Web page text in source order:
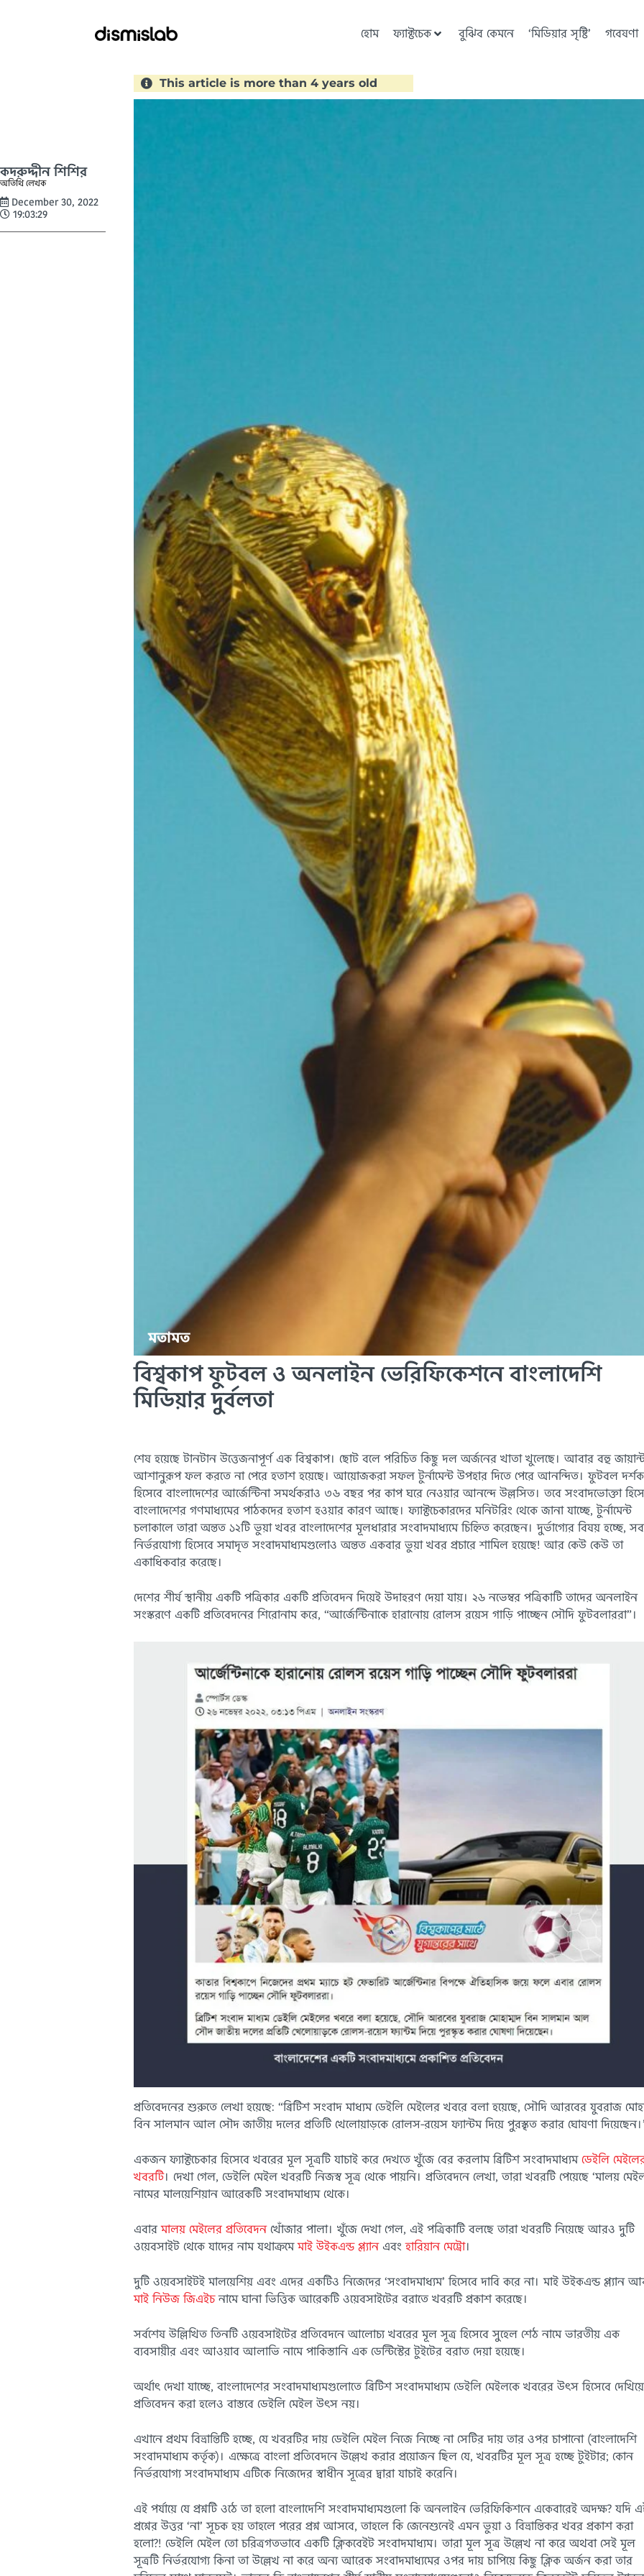
হোম ফ্যাক্টচেক বুঝিব কেমনে ‘মিডিয়ার সৃষ্টি’ গবেষণা
This article is more than 4 years old
কদরুদ্দীন শিশির
অতিথি লেখক
December 30, 2022
19:03:29
মতামত
বিশ্বকাপ ফুটবল ও অনলাইন ভেরিফিকেশনে বাংলাদেশি
মিডিয়ার দুর্বলতা
শেষ হয়েছে টানটান উত্তেজনাপূর্ণ এক বিশ্বকাপ। ছোট বলে পরিচিত কিছু দল অর্জনের খাতা খুলেছে। আবার বহু
আশানুরূপ ফল করতে না পেরে হতাশ হয়েছে। আয়োজকরা সফল টুর্নামেন্ট উপহার দিতে পেরে আনন্দিত। ফুটবল দর্শক
হিসেবে বাংলাদেশের আর্জেন্টিনা সমর্থকরাও ৩৬ বছর পর কাপ ঘরে নেওয়ার আনন্দে উল্লসিত। তবে সংবাদভোক্তা
বাংলাদেশের গণমাধ্যমের পাঠকদের হতাশ হওয়ার কারণ আছে। ফ্যাক্টচেকারদের মনিটরিং থেকে জানা যাচ্ছে, টুর্নামেন্ট
চলাকালে তারা অন্তত ১২টি ভুয়া খবর বাংলাদেশের মূলধারার সংবাদমাধ্যমে চিহ্নিত করেছেন। দুর্ভাগ্যের বিষয় হচ্ছে,
নির্ভরযোগ্য হিসেবে সমাদৃত সংবাদমাধ্যমগুলোও অন্তত একবার ভুয়া খবর প্রচারে শামিল হয়েছে! আর কেউ কেউ তা
একাধিকবার করেছে।
দেশের শীর্ষ স্থানীয় একটি পত্রিকার একটি প্রতিবেদন দিয়েই উদাহরণ দেয়া যায়। ২৬ নভেম্বর পত্রিকাটি তাদের অনলাইন
সংস্করণে একটি প্রতিবেদনের শিরোনাম করে, “আর্জেন্টিনাকে হারানোয় রোলস রয়েস গাড়ি পাচ্ছেন সৌদি ফুটবলাররা”।
প্রতিবেদনের শুরুতে লেখা হয়েছে: “ব্রিটিশ সংবাদ মাধ্যম ডেইলি মেইলের খবরে বলা হয়েছে, সৌদি আরবের যুবরাজ
বিন সালমান আল সৌদ জাতীয় দলের প্রতিটি খেলোয়াড়কে রোলস-রয়েস ফ্যান্টম দিয়ে পুরস্কৃত করার ঘোষণা
একজন ফ্যাক্টচেকার হিসেবে খবরের মূল সূত্রটি যাচাই করে দেখতে খুঁজে বের করলাম ব্রিটিশ সংবাদমাধ্যমডেইলি
খবরটি। দেখা গেল, ডেইলি মেইল খবরটি নিজস্ব সূত্র থেকে পায়নি। প্রতিবেদনে লেখা, তারা খবরটি পেয়েছে ‘মালয়
নামের মালয়েশিয়ান আরেকটি সংবাদমাধ্যম থেকে।
এবারমালয় মেইলের প্রতিবেদনখোঁজার পালা। খুঁজে দেখা গেল, এই পত্রিকাটি বলছে তারা খবরটি নিয়েছে আরও দুটি
ওয়েবসাইট থেকে যাদের নাম যথাক্রমেমাই উইকএন্ড প্ল্যানএবংহারিয়ান মেট্রো।
দুটি ওয়েবসাইটই মালয়েশিয় এবং এদের একটিও নিজেদের ‘সংবাদমাধ্যম’ হিসেবে দাবি করে না। মাই উইকএন্ড প্ল্যান
মাই নিউজ জিএইচনামে ঘানা ভিত্তিক আরেকটি ওয়েবসাইটের বরাতে খবরটি প্রকাশ করেছে।
সর্বশেষ উল্লিখিত তিনটি ওয়েবসাইটের প্রতিবেদনে আলোচ্য খবরের মূল সূত্র হিসেবে সুহেল শেঠ নামে ভারতীয় এক
ব্যবসায়ীর এবং আওয়াব আলাভি নামে পাকিস্তানি এক ডেন্টিস্টের টুইটের বরাত দেয়া হয়েছে।
অর্থাৎ দেখা যাচ্ছে, বাংলাদেশের সংবাদমাধ্যমগুলোতে ব্রিটিশ সংবাদমাধ্যম ডেইলি মেইলকে খবরের উৎস হিসেবে দেখিয়ে
প্রতিবেদন করা হলেও বাস্তবে ডেইলি মেইল উৎস নয়।
এখানে প্রথম বিভ্রান্তিটি হচ্ছে, যে খবরটির দায় ডেইলি মেইল নিজে নিচ্ছে না সেটির দায় তার ওপর চাপানো (বাংলাদেশি
সংবাদমাধ্যম কর্তৃক)। এক্ষেত্রে বাংলা প্রতিবেদনে উল্লেখ করার প্রয়োজন ছিল যে, খবরটির মূল সূত্র হচ্ছে টুইটার; কোন
নির্ভরযোগ্য সংবাদমাধ্যম এটিকে নিজেদের স্বাধীন সূত্রের দ্বারা যাচাই করেনি।
এই পর্যায়ে যে প্রশ্নটি ওঠে তা হলো বাংলাদেশি সংবাদমাধ্যমগুলো কি অনলাইন ভেরিফিকিশনে একেবারেই অদক্ষ? যদি
প্রশ্নের উত্তর ‘না’ সূচক হয় তাহলে পরের প্রশ্ন আসবে, তাহলে কি জেনেশুনেই এমন ভুয়া ও বিভ্রান্তিকর খবর প্রকাশ করা
হলো?! ডেইলি মেইল তো চরিত্রগতভাবে একটি ক্লিকবেইট সংবাদমাধ্যম। তারা মূল সূত্র উল্লেখ না করে অথবা সেই মূল
সূত্রটি নির্ভরযোগ্য কিনা তা উল্লেখ না করে অন্য আরেক সংবাদমাধ্যমের ওপর দায় চাপিয়ে কিছু ক্লিক অর্জন করা তার